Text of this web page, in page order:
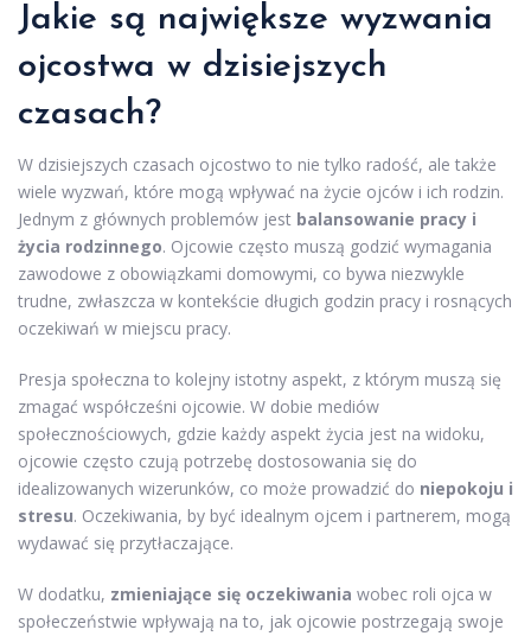
Jakie są największe wyzwania
ojcostwa w dzisiejszych
czasach?
W dzisiejszych czasach ojcostwo to nie tylko radość, ale także
wiele wyzwań, które mogą wpływać na życie ojców i ich rodzin.
Jednym z głównych problemów jest balansowanie pracy i
życia rodzinnego. Ojcowie często muszą godzić wymagania
zawodowe z obowiązkami domowymi, co bywa niezwykle
trudne, zwłaszcza w kontekście długich godzin pracy i rosnących
oczekiwań w miejscu pracy.
Presja społeczna to kolejny istotny aspekt, z którym muszą się
zmagać współcześni ojcowie. W dobie mediów
społecznościowych, gdzie każdy aspekt życia jest na widoku,
ojcowie często czują potrzebę dostosowania się do
idealizowanych wizerunków, co może prowadzić do niepokoju i
stresu. Oczekiwania, by być idealnym ojcem i partnerem, mogą
wydawać się przytłaczające.
W dodatku, zmieniające się oczekiwania wobec roli ojca w
społeczeństwie wpływają na to, jak ojcowie postrzegają swoje